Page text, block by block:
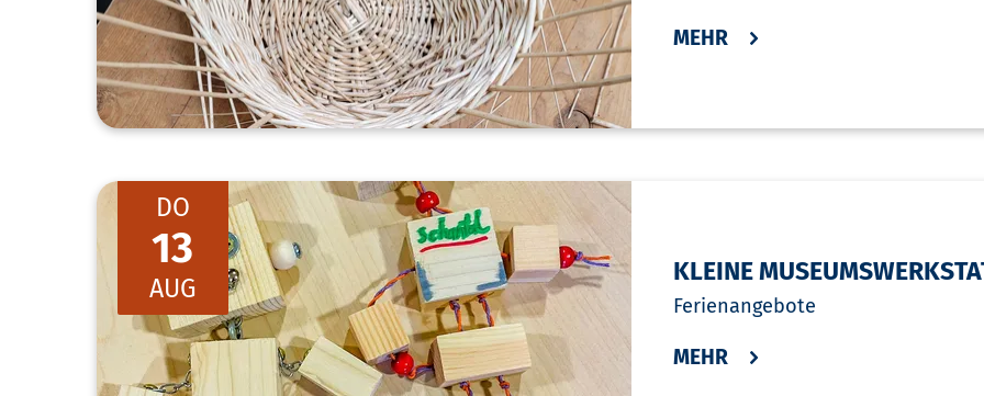
MEHR
DO
13
AUG
KLEINE
Ferienangebote
MEHR